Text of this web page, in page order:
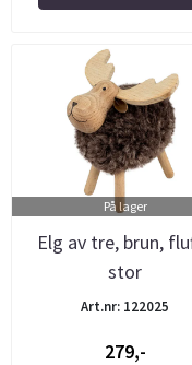
På lager
Elg av tre, brun,
stor
Art.nr: 122025
279,-